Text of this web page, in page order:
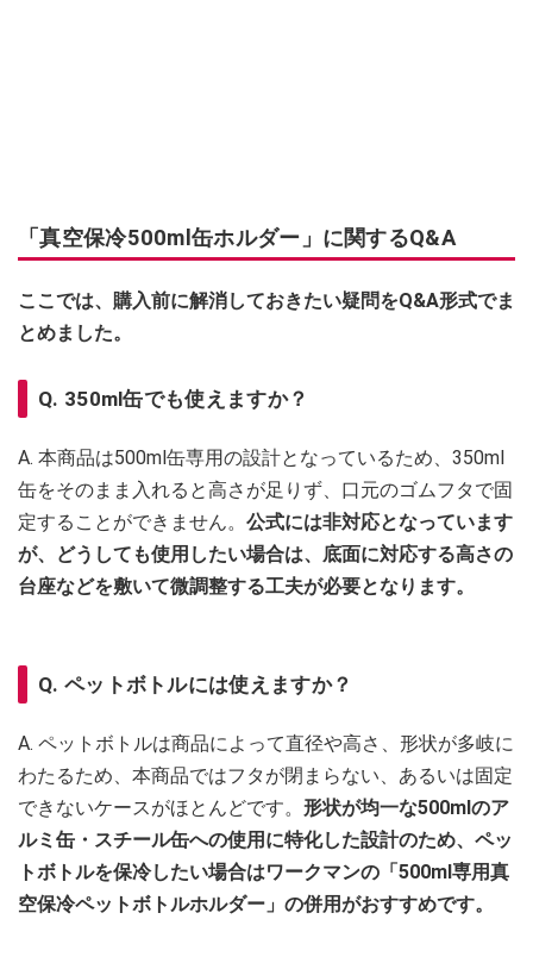
「真空保冷500ml缶ホルダー」に関するQ&A
ここでは、購入前に解消しておきたい疑問をQ&A形式でま
とめました。
Q. 350ml缶でも使えますか？
A. 本商品は500ml缶専用の設計となっているため、350ml
缶をそのまま入れると高さが足りず、口元のゴムフタで固
定することができません。 公式には非対応となっています
が、どうしても使用したい場合は、底面に対応する高さの
台座などを敷いて微調整する工夫が必要となります。
Q. ペットボトルには使えますか？
A. ペットボトルは商品によって直径や高さ、形状が多岐に
わたるため、本商品ではフタが閉まらない、あるいは固定
できないケースがほとんどです。 形状が均一な500mlのア
ルミ缶・スチール缶への使用に特化した設計のため、ペッ
トボトルを保冷したい場合はワークマンの「500ml専用真
空保冷ペットボトルホルダー」の併用がおすすめです。